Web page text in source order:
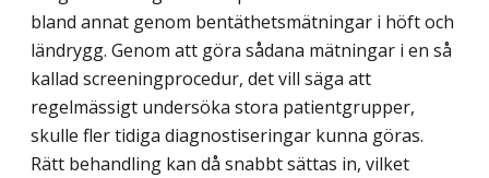
bland annat genom bentäthetsmätningar i höft och
ländrygg. Genom att göra sådana mätningar i en så
kallad screeningprocedur, det vill säga att
regelmässigt undersöka stora patientgrupper,
skulle fler tidiga diagnostiseringar kunna göras.
Rätt behandling kan då snabbt sättas in, vilket